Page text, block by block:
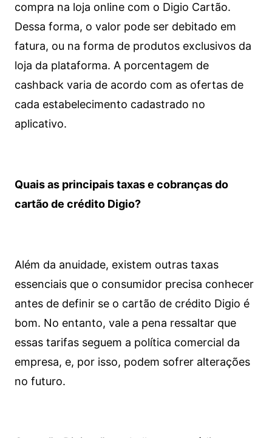
compra na loja online com o Digio Cartão.
Dessa forma, o valor pode ser debitado em
fatura, ou na forma de produtos exclusivos da
loja da plataforma. A porcentagem de
cashback varia de acordo com as ofertas de
cada estabelecimento cadastrado no
aplicativo.
Quais as principais taxas e cobranças do
cartão de crédito Digio?
Além da anuidade, existem outras taxas
essenciais que o consumidor precisa conhecer
antes de definir se o cartão de crédito Digio é
bom. No entanto, vale a pena ressaltar que
essas tarifas seguem a política comercial da
empresa, e, por isso, podem sofrer alterações
no futuro.